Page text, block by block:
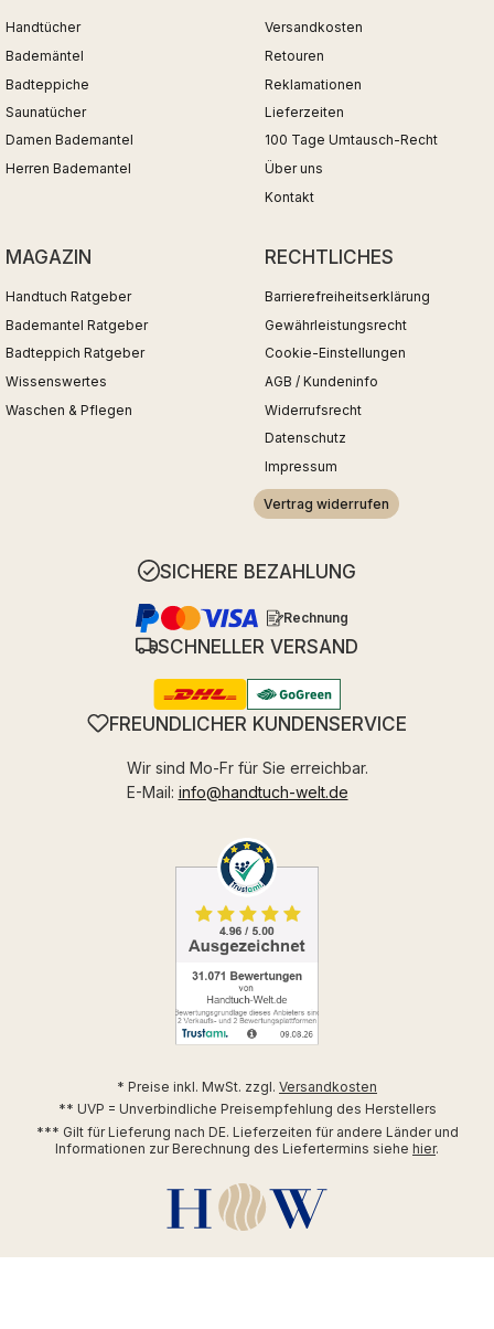
Handtücher
Bademäntel
Badteppiche
Saunatücher
Damen Bademantel
Herren Bademantel
Versandkosten
Retouren
Reklamationen
Lieferzeiten
100 Tage Umtausch-Recht
Über uns
Kontakt
MAGAZIN
Handtuch Ratgeber
Bademantel Ratgeber
Badteppich Ratgeber
Wissenswertes
Waschen & Pflegen
RECHTLICHES
Barrierefreiheitserklärung
Gewährleistungsrecht
Cookie-Einstellungen
AGB / Kundeninfo
Widerrufsrecht
Datenschutz
Impressum
Vertrag widerrufen
SICHERE BEZAHLUNG
Rechnung
SCHNELLER VERSAND
FREUNDLICHER KUNDENSERVICE
Wir sind Mo-Fr für Sie erreichbar.
E-Mail: info@handtuch-welt.de
* Preise inkl. MwSt. zzgl. Versandkosten
** UVP = Unverbindliche Preisempfehlung des Herstellers
*** Gilt für Lieferung nach DE. Lieferzeiten für andere Länder und
Informationen zur Berechnung des Liefertermins siehe hier.